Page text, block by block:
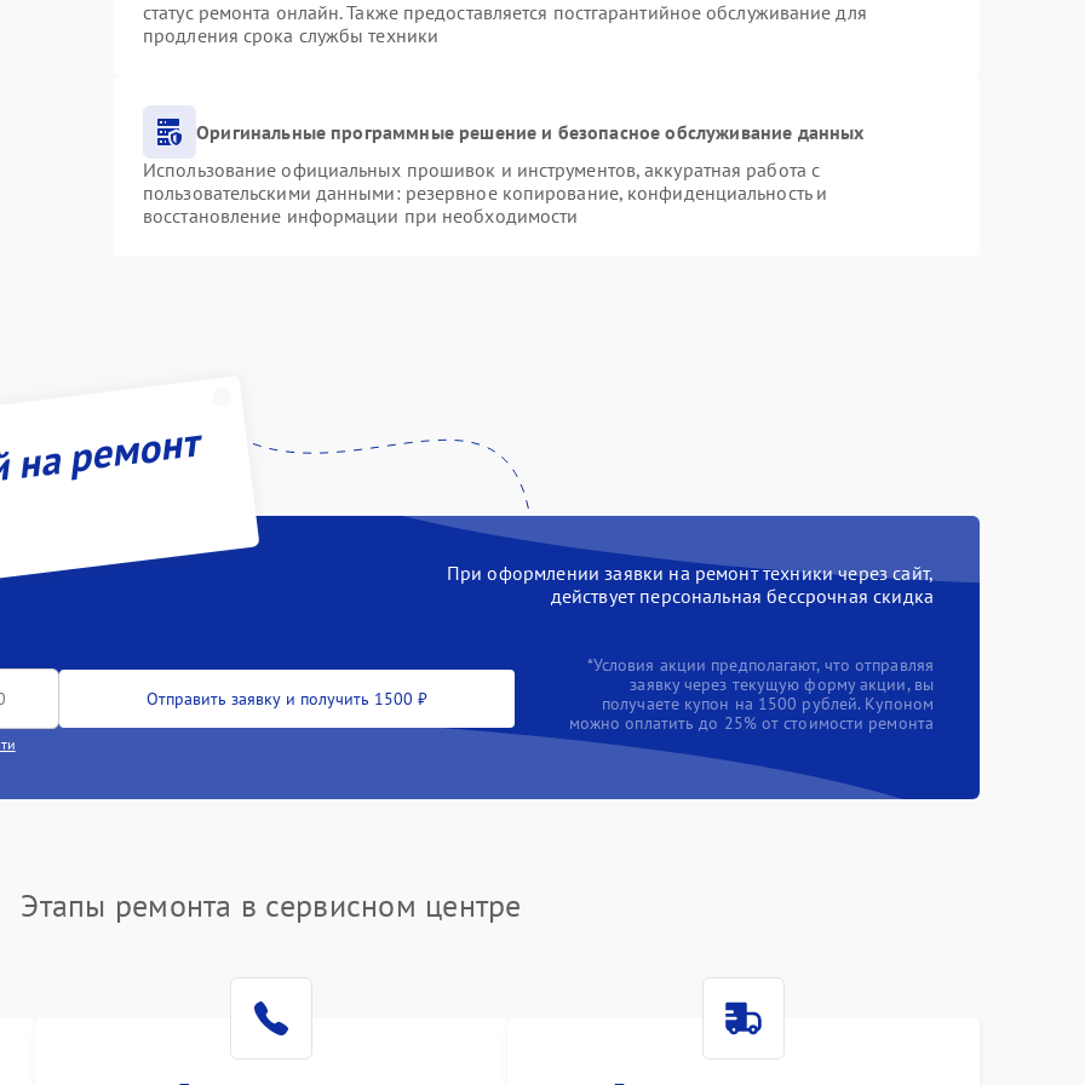
статус ремонта онлайн. Также предоставляется постгарантийное обслуживание для
продления срока службы техники
Оригинальные программные решение и безопасное обслуживание данных
Использование официальных прошивок и инструментов, аккуратная работа с
пользовательскими данными: резервное копирование, конфиденциальность и
восстановление информации при необходимости
ремонт
При оформлении заявки на ремонт техники через сайт,
действует персональная бессрочная скидка
Отправить заявку и получить 1500 ₽
*Условия акции предполагают, что отправляя
заявку через текущую форму акции, вы
получаете купон на 1500 рублей. Купоном
можно оплатить до 25% от стоимости ремонта
Этапы ремонта в сервисном центре